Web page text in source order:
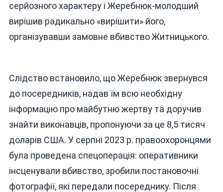
серйозного характеру і Жеребнюк-молодший
вирішив радикально «вирішити» його,
організувавши замовне вбивство Житницького.
Слідство встановило, що Жеребнюк звернувся
до посередників, надав їм всю необхідну
інформацію про майбутню жертву та доручив
знайти виконавців, пропонуючи за це 8,5 тисяч
доларів США. У серпні 2023 р. правоохоронцями
була проведена спецоперація: оперативники
інсценували вбивство, зробили постановочні
фотографії, які передали посереднику. Після